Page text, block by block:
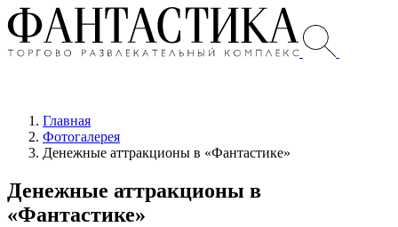
Главная
Фотогалерея
Денежные аттракционы в «Фантастике»
Денежные аттракционы в
«Фантастике»